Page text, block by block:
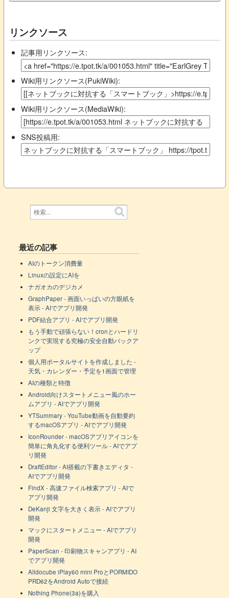
リンクソース
記事用リンクソース:
Wiki用リンクソース(PukiWiki):
Wiki用リンクソース(MediaWiki):
SNS投稿用:
最近の記事
AIのトークン消費量
Linuxの設定にAIを
ナガオカのデジカメ
GraphPaper - 画面いっぱいの方眼紙を
表示 - AIでアプリ開発
PDF結合アプリ - AIでアプリ開発
もう手動で頑張らない！cronとハードリ
ンクで実現する究極の安全自動バックア
ップ
個人用ポータルサイトを作成しました -
天気・カレンダー・予定を1画面で管理
AIの種類と特徴
Android向けスタートメニュー風のホー
ムアプリ - AIでアプリ開発
YTSummary - YouTube動画を自動要約
するmacOSアプリ - AIでアプリ開発
IconRounder - macOSアプリアイコンを
簡単に角丸化する便利ツール - AIでアプ
リ開発
DraftEditor - AI搭載の下書きエディタ -
AIでアプリ開発
FindX - 高速ファイル検索アプリ - AIで
アプリ開発
DeKanji 文字を大きく表示 - AIでアプリ
開発
マックにスタートメニュー - AIでアプリ
開発
PaperScan - 印刷物スキャンアプリ - AI
でアプリ開発
Alldocube iPlay60 mini ProとPORMIDO
PRD62をAndroid Autoで接続
Nothing Phone(3a)を購入